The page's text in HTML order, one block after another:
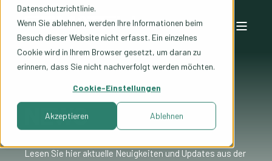
Datenschutzrichtlinie.
Wenn Sie ablehnen, werden Ihre Informationen beim
Besuch dieser Website nicht erfasst. Ein einzelnes
Cookie wird in Ihrem Browser gesetzt, um daran zu
erinnern, dass Sie nicht nachverfolgt werden möchten.
Cookie-Einstellungen
Akzeptieren Ablehnen
NEWS
Lesen Sie hier aktuelle Neuigkeiten und Updates aus der